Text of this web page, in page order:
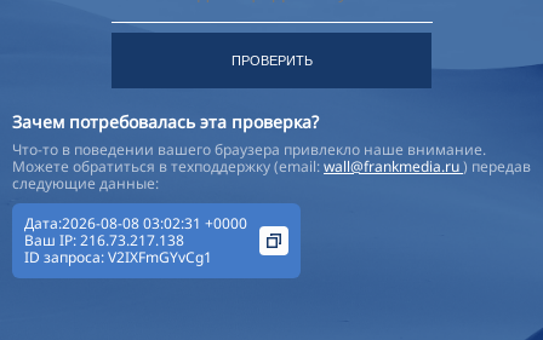
ПРОВЕРИТЬ
Зачем потребовалась эта проверка?
Что-то в поведении вашего браузера привлекло наше внимание.
Можете обратиться в техподдержку (email:wall@frankmedia.ru) передав
следующие данные:
Дата:2026-08-08 03:02:31 +0000
Ваш IP:216.73.217.138
ID запроса:V2IXFmGYvCg1